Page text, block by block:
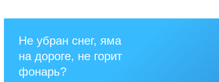
Не убран снег, яма
на дороге, не горит
фонарь?